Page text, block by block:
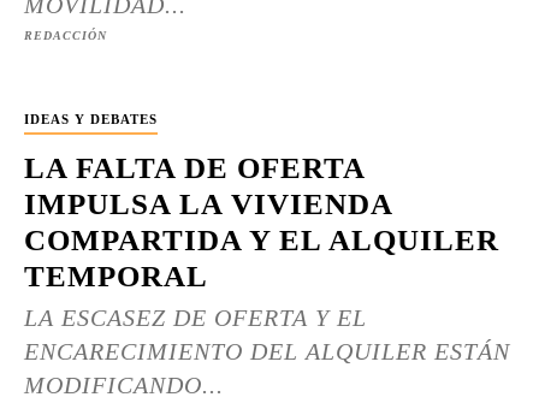
REDACCIÓN
IDEAS Y DEBATES
LA FALTA DE OFERTA
IMPULSA LA VIVIENDA
COMPARTIDA Y EL ALQUILER
TEMPORAL
LA ESCASEZ DE OFERTA Y EL
ENCARECIMIENTO DEL ALQUILER ESTÁN
MODIFICANDO...